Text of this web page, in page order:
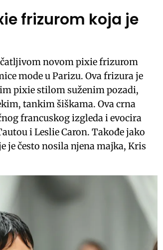
frizurom koja je
novom pixie frizurom
mode u Parizu. Ova frizura je
pixie stilom suženim pozadi,
tankim šiškama. Ova crna
francuskog izgleda i evocira
i Leslie Caron. Takođe jako
je često nosila njena majka, Kris